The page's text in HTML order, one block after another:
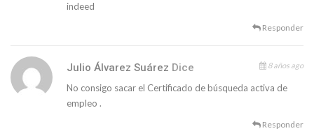
indeed
Responder
Julio Álvarez Suárez Dice 8 años ago
No consigo sacar el Certificado de búsqueda activa de
empleo .
Responder